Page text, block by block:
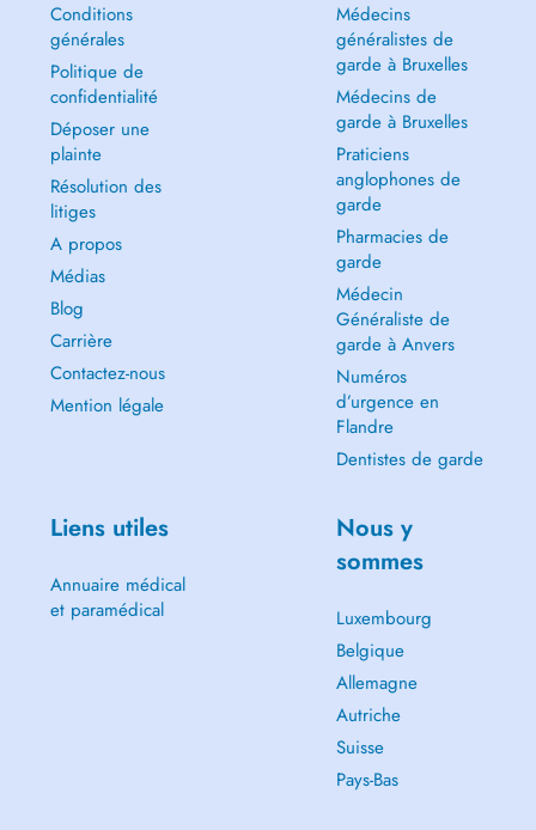
Conditions
générales
Politique de
confidentialité
Déposer une
plainte
Résolution des
litiges
A propos
Médias
Blog
Carrière
Contactez-nous
Mention légale
Médecins
généralistes de
garde à Bruxelles
Médecins de
garde à Bruxelles
Praticiens
anglophones de
garde
Pharmacies de
garde
Médecin
Généraliste de
garde à Anvers
Numéros
d’urgence en
Flandre
Dentistes de garde
Liens utiles
Annuaire médical
et paramédical
Nous y
sommes
Luxembourg
Belgique
Allemagne
Autriche
Suisse
Pays-Bas